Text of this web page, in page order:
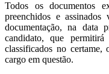
Todos os documentos
preenchidos e
documentação, na data
candidato, que
classificados no certame,
cargo em questão.